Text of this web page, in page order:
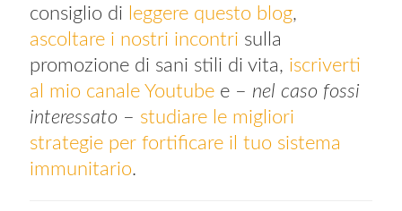
consiglio di leggere questo blog,
ascoltare i nostri incontri sulla
promozione di sani stili di vita, iscriverti
al mio canale Youtube e – nel caso fossi
interessato – studiare le migliori
strategie per fortificare il tuo sistema
immunitario.